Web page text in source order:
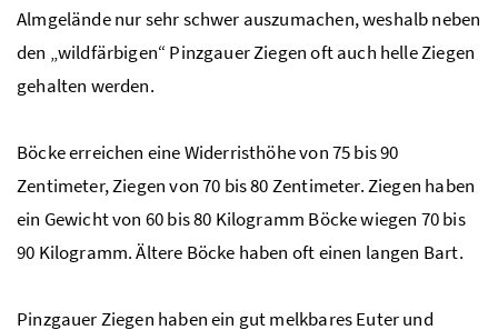
Almgelände nur sehr schwer auszumachen, weshalb neben
den „wildfärbigen“ Pinzgauer Ziegen oft auch helle Ziegen
gehalten werden.
Böcke erreichen eine Widerristhöhe von75 bis 90
Zentimeter, Ziegen von 70 bis 80 Zentimeter. Ziegen haben
ein Gewicht von 60 bis 80 Kilogramm Böcke wiegen 70 bis
90 Kilogramm. Ältere Böcke haben oft einen langen Bart.
Pinzgauer Ziegen haben ein gut melkbares Euter und